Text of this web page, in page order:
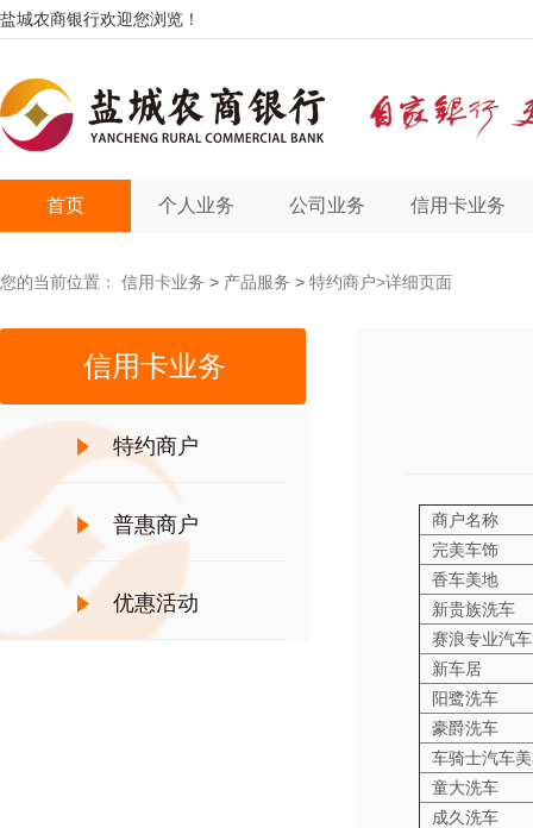
盐城农商银行欢迎您浏览！
首页 个人业务 公司业务 信用卡业务
信用卡业务
特约商户
普惠商户
优惠活动
您的当前位置： 信用卡业务 > 产品服务 > 特约商户>详细页面
商户名称
完美车饰
香车美地
新贵族洗车
赛浪专业汽车
新车居
阳鹭洗车
豪爵洗车
车骑士汽车
童大洗车
成久洗车